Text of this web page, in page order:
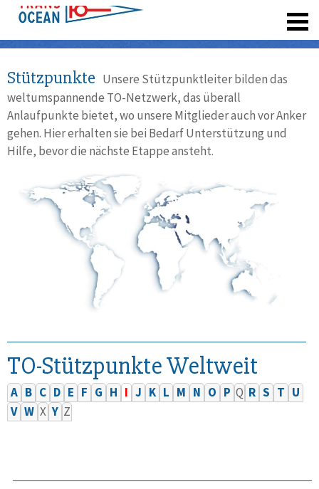
Stützpunkte Unsere Stützpunktleiter bilden das
weltumspannende TO-Netzwerk, das überall
Anlaufpunkte bietet, wo unsere Mitglieder auch vor Anker
gehen. Hier erhalten sie bei Bedarf Unterstützung und
Hilfe, bevor die nächste Etappe ansteht.
TO-Stützpunkte Weltweit
A B C D E F G H I J K L M N O P Q R S T U
V W X Y Z